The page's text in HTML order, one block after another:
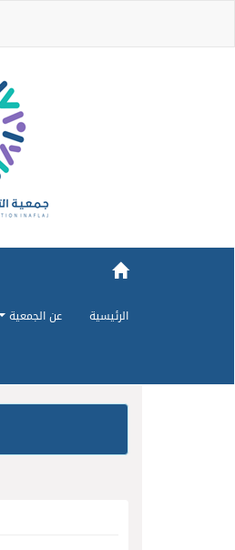
الرئيسية عن الجمعية